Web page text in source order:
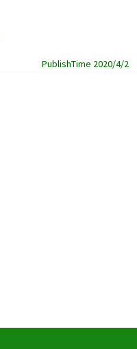
PublishTime 2020/4/2